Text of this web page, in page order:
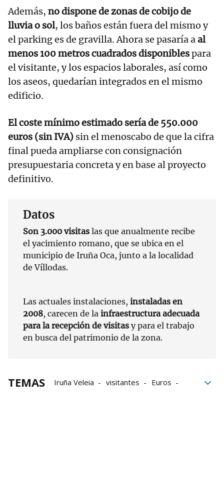
Además, no dispone de zonas de cobijo de
lluvia o sol, los baños están fuera del mismo y
el parking es de gravilla. Ahora se pasaría aal
menos 100 metros cuadrados disponiblespara
el visitante, y los espacios laborales, así como
los aseos, quedarían integrados en el mismo
edificio.
El coste mínimo estimado sería de 550.000
euros (sin IVA) sin el menoscabo de que la cifra
final pueda ampliarse con consignación
presupuestaria concreta y en base al proyecto
definitivo.
Datos
Son 3.000 visitas las que anualmente recibe
el yacimiento romano, que se ubica en el
municipio de Iruña Oca, junto a la localidad
de Víllodas.
Las actuales instalaciones, instaladas en
2008, carecen de la infraestructura adecuada
para la recepción de visitas y para el trabajo
en busca del patrimonio de la zona.
TEMAS Iruña Veleia visitantes
Euros